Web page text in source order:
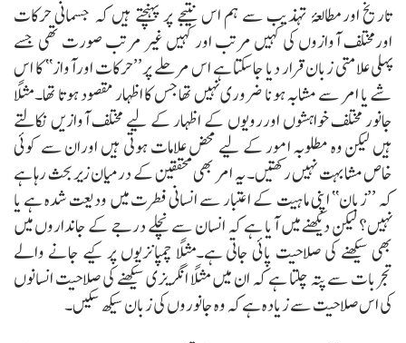
تاریخ اورمطالعۂ تہذیب سے ہم اس نتیجے پر پہنچتے ہیں کہ جسمانی حرکات
اورمختلف آوازوں کی کہیں مرتب اور کہیں غیر مرتب صورت تھی جسے
پہلی علامتی زبان قرار دیا جاسکتا ہے اس مرحلے پر’’حرکات اورآواز‘‘ کا اس
شے یا امر سے مشابہ ہونا ضروری نہیں تھا جس کا اظہار مقصود ہوتا تھا۔ مثلاً
جانور مختلف خواہشوں اوررویوں کے اظہار کے لیے مختلف آوازیں نکالتے
ہیں لیکن وہ مطلوبہ امور کے لیے محض علامات ہوتی ہیں اوران سے کوئی
خاص مشابہت نہیں رکھتیں۔ یہ امر بھی محققین کے درمیان زیر بحث رہا ہے
کہ ’’زبان‘‘ اپنی ماہیت کے اعتبار سے انسانی فطرت میں ودیعت شدہ ہے یا
نہیں؟ لیکن دیکھنے میں آیا ہے کہ انسان سے نچلے درجے کے جانداروں میں
بھی سیکھنے کی صلاحیت پائی جاتی ہے۔مثلاً چمپانزیوں پر کیے جانے والے
تجربات سے پتہ چلتا ہے کہ ان میں مثلاً انگریزی سیکھنے کی صلاحیت انسانوں
کی اس صلاحیت سے زیادہ ہے کہ وہ جانوروں کی زبان سیکھ سکیں۔